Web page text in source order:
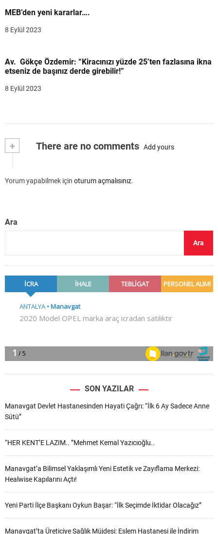
MEB’den yeni kararlar….
8 Eylül 2023
Av. Gökçe Özdemir: “Kiracınızı yüzde 25’ten fazlasına ikna
etseniz de başınız derde girebilir!”
8 Eylül 2023
+ There are no comments Add yours
Yorum yapabilmek için oturum açmalısınız.
Ara
Ara
SON YAZILAR
Manavgat Devlet Hastanesinden Hayati Çağrı: “İlk 6 Ay Sadece Anne
Sütü”
“HER KENT’E LAZIM.. ”Mehmet Kemal Yazıcıoğlu..
Manavgat’a Bilimsel Yaklaşımlı Yeni Estetik ve Zayıflama Merkezi:
Healwise Kapılarını Açtı!
Yeni Parti İlçe Başkanı Oykun Başar: “İlk Seçimde İktidar Olacağız”
Manavgat’ta Üreticiye Sağlık Müjdesi: Eslem Hastanesi ile İndirim